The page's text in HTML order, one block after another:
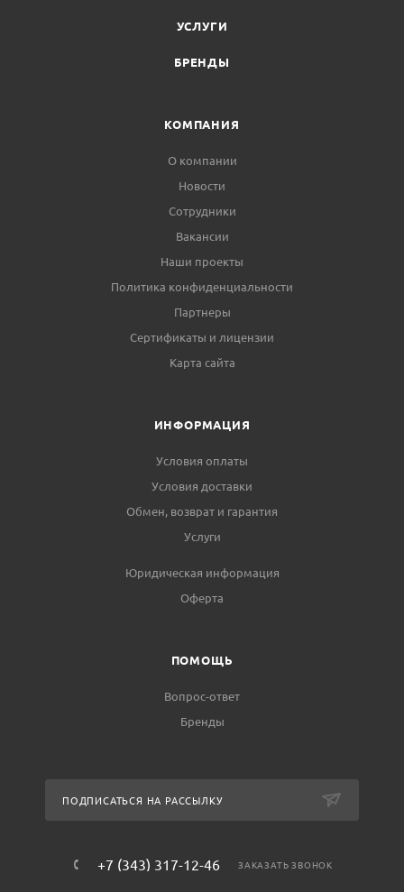
УСЛУГИ
БРЕНДЫ
КОМПАНИЯ
О компании
Новости
Сотрудники
Вакансии
Наши проекты
Политика конфиденциальности
Партнеры
Сертификаты и лицензии
Карта сайта
ИНФОРМАЦИЯ
Условия оплаты
Условия доставки
Обмен, возврат и гарантия
Услуги
Юридическая информация
Оферта
ПОМОЩЬ
Вопрос-ответ
Бренды
ПОДПИСАТЬСЯ НА РАССЫЛКУ
+7 (343) 317-12-46 ЗАКАЗАТЬ ЗВОНОК